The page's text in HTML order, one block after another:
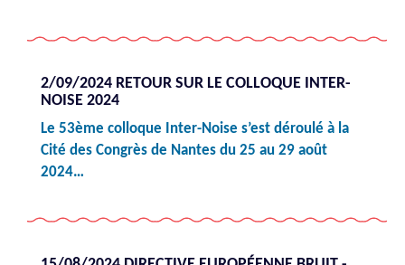
2/09/2024 RETOUR SUR LE COLLOQUE INTER-
NOISE 2024
Le 53ème colloque Inter-Noise s’est déroulé à la
Cité des Congrès de Nantes du 25 au 29 août
2024…